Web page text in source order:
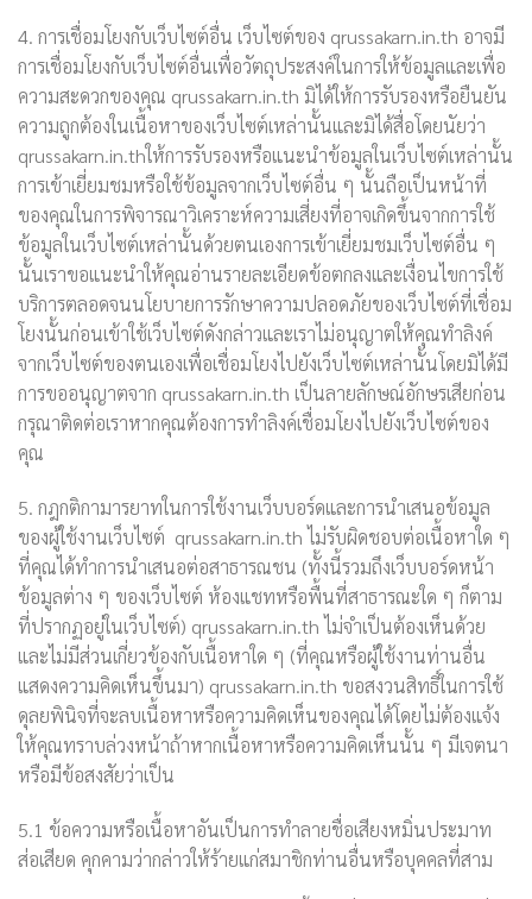
4. การเชื่อมโยงกับเว็บไซต์อื่น เว็บไซต์ของ qrussakarn.in.th อาจมี
การเชื่อมโยงกับเว็บไซต์อื่นเพื่อวัตถุประสงค์ในการให้ข้อมูลและเพื่อ
ความสะดวกของคุณ qrussakarn.in.th มิได้ให้การรับรองหรือยืนยัน
ความถูกต้องในเนื้อหาของเว็บไซต์เหล่านั้นและมิได้สื่อโดยนัยว่า
qrussakarn.in.thให้การรับรองหรือแนะนำข้อมูลในเว็บไซต์เหล่านั้น
การเข้าเยี่ยมชมหรือใช้ข้อมูลจากเว็บไซต์อื่น ๆ นั้นถือเป็นหน้าที่
ของคุณในการพิจารณาวิเคราะห์ความเสี่ยงที่อาจเกิดขึ้นจากการใช้
ข้อมูลในเว็บไซต์เหล่านั้นด้วยตนเองการเข้าเยี่ยมชมเว็บไซต์อื่น ๆ
นั้นเราขอแนะนำให้คุณอ่านรายละเอียดข้อตกลงและเงื่อนไขการใช้
บริการตลอดจนนโยบายการรักษาความปลอดภัยของเว็บไซต์ที่เชื่อม
โยงนั้นก่อนเข้าใช้เว็บไซต์ดังกล่าวและเราไม่อนุญาตให้คุณทำลิงค์
จากเว็บไซต์ของตนเองเพื่อเชื่อมโยงไปยังเว็บไซต์เหล่านั้นโดยมิได้มี
การขออนุญาตจาก qrussakarn.in.th เป็นลายลักษณ์อักษรเสียก่อน
กรุณาติดต่อเราหากคุณต้องการทำลิงค์เชื่อมโยงไปยังเว็บไซต์ของ
คุณ
5. กฎกติกามารยาทในการใช้งานเว็บบอร์ดและการนำเสนอข้อมูล
ของผู้ใช้งานเว็บไซต์ qrussakarn.in.th ไม่รับผิดชอบต่อเนื้อหาใด ๆ
ที่คุณได้ทำการนำเสนอต่อสาธารณชน (ทั้งนี้รวมถึงเว็บบอร์ดหน้า
ข้อมูลต่าง ๆ ของเว็บไซต์ ห้องแชทหรือพื้นที่สาธารณะใด ๆ ก็ตาม
ที่ปรากฏอยู่ในเว็บไซต์) qrussakarn.in.th ไม่จำเป็นต้องเห็นด้วย
และไม่มีส่วนเกี่ยวข้องกับเนื้อหาใด ๆ (ที่คุณหรือผู้ใช้งานท่านอื่น
แสดงความคิดเห็นขึ้นมา) qrussakarn.in.th ขอสงวนสิทธิ์ในการใช้
ดุลยพินิจที่จะลบเนื้อหาหรือความคิดเห็นของคุณได้โดยไม่ต้องแจ้ง
ให้คุณทราบล่วงหน้าถ้าหากเนื้อหาหรือความคิดเห็นนั้น ๆ มีเจตนา
หรือมีข้อสงสัยว่าเป็น
5.1 ข้อความหรือเนื้อหาอันเป็นการทำลายชื่อเสียงหมิ่นประมาท
ส่อเสียด คุกคามว่ากล่าวให้ร้ายแก่สมาชิกท่านอื่นหรือบุคคลที่สาม